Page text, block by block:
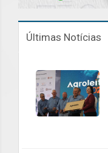
Últimas Notícias